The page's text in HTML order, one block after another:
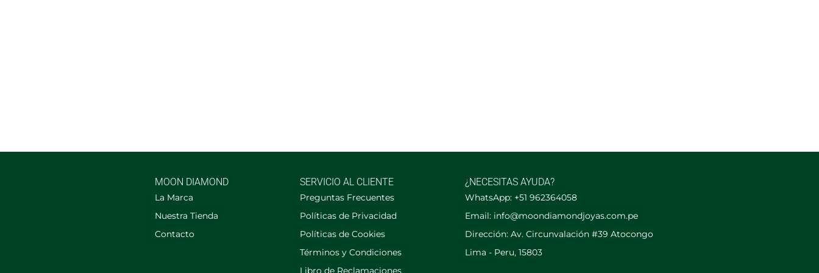
MOON DIAMOND
La Marca
Nuestra Tienda
Contacto
SERVICIO AL CLIENTE
Preguntas Frecuentes
Políticas de Privacidad
Políticas de Cookies
Términos y Condiciones
Libro de Reclamaciones
¿NECESITAS AYUDA?
WhatsApp: +51 962364058
Email: info@moondiamondjoyas.com.pe
Dirección: Av. Circunvalación #39 Atocongo
Lima - Peru, 15803